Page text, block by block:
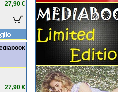
27,90 €
27,90 €